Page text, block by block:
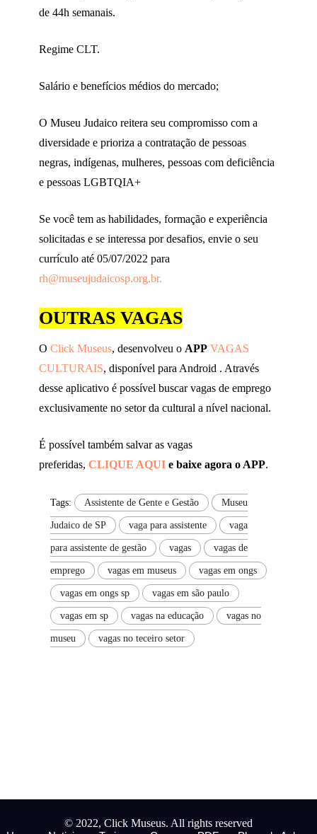
de 44h semanais.
Regime CLT.
Salário e benefícios médios do mercado;
O Museu Judaico reitera seu compromisso com a
diversidade e prioriza a contratação de pessoas
negras, indígenas, mulheres, pessoas com deficiência
e pessoas LGBTQIA+
Se você tem as habilidades, formação e experiência
solicitadas e se interessa por desafios, envie o seu
currículo até 05/07/2022 para
rh@museujudaicosp.org.br.
OUTRAS VAGAS
O Click Museus, desenvolveu o APP VAGAS
CULTURAIS, disponível para Android . Através
desse aplicativo é possível buscar vagas de emprego
exclusivamente no setor da cultural a nível nacional.
É possível também salvar as vagas
preferidas, CLIQUE AQUI e baixe agora o APP.
Tags: Assistente de Gente e Gestão Museu
Judaico de SP vaga para assistente vaga
para assistente de gestão vagas vagas de
emprego vagas em museus vagas em ongs
vagas em ongs sp vagas em são paulo
vagas em sp vagas na educação vagas no
museu vagas no teceiro setor
© 2022, Click Museus. All rights reserved